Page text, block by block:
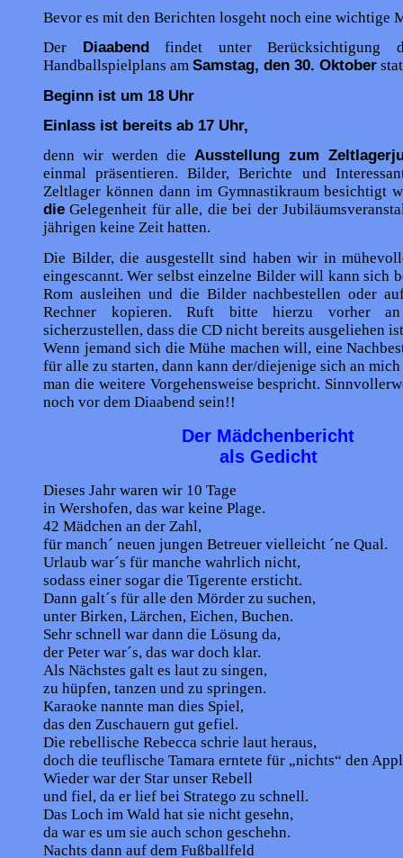
Bevor es mit den Berichten losgeht noch eine wichtige
Der
Diaabend
findet unter Berücksichtigung
Handballspielplans am Samstag, den 30. Oktober
Beginn ist um 18 Uhr
Einlass ist bereits ab 17 Uhr,
denn wir werden die Ausstellung zum
einmal präsentieren. Bilder, Berichte und
Zeltlager können dann im Gymnastikraum besichtigt
die Gelegenheit für alle, die bei der
jährigen keine Zeit hatten.
Die Bilder, die ausgestellt sind haben wir in
eingescannt. Wer selbst einzelne Bilder will kann sich
Rom ausleihen und die Bilder nachbestellen oder
Rechner kopieren. Ruft bitte hierzu vorher
sicherzustellen, dass die CD nicht bereits ausgeliehen
Wenn jemand sich die Mühe machen will, eine
für alle zu starten, dann kann der/diejenige sich an
man die weitere Vorgehensweise bespricht.
noch vor dem Diaabend sein!!
Der Mädchenbericht
als Gedicht
Dieses Jahr waren wir 10 Tage
in Wershofen, das war keine Plage.
42 Mädchen an der Zahl,
für manch´ neuen jungen Betreuer vielleicht ´ne Qual.
Urlaub war´s für manche wahrlich nicht,
sodass einer sogar die Tigerente ersticht.
Dann galt´s für alle den Mörder zu suchen,
unter Birken, Lärchen, Eichen, Buchen.
Sehr schnell war dann die Lösung da,
der Peter war´s, das war doch klar.
Als Nächstes galt es laut zu singen,
zu hüpfen, tanzen und zu springen.
Karaoke nannte man dies Spiel,
das den Zuschauern gut gefiel.
Die rebellische Rebecca schrie laut heraus,
doch die teuflische Tamara erntete für „nichts“ den
Wieder war der Star unser Rebell
und fiel, da er lief bei Stratego zu schnell.
Das Loch im Wald hat sie nicht gesehn,
da war es um sie auch schon geschehn.
Nachts dann auf dem Fußballfeld